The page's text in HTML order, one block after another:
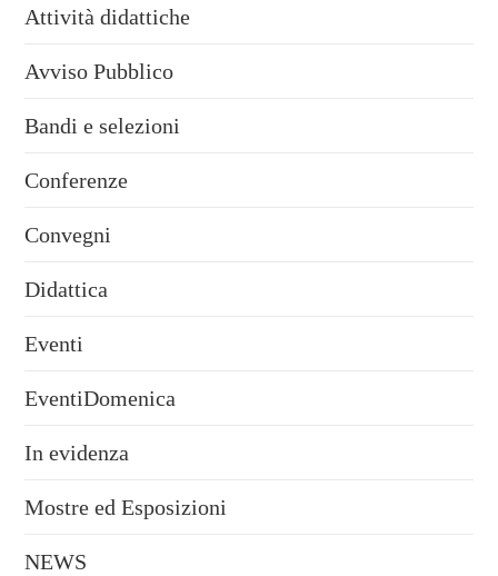
Attività didattiche
Avviso Pubblico
Bandi e selezioni
Conferenze
Convegni
Didattica
Eventi
EventiDomenica
In evidenza
Mostre ed Esposizioni
NEWS